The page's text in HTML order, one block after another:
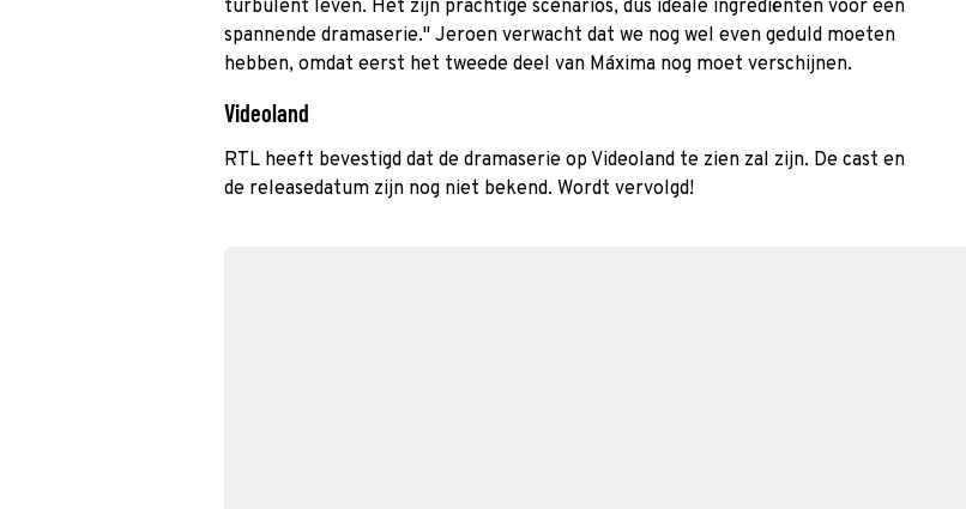
turbulent leven. Het zijn prachtige scenarios, dus ideale ingrediënten voor een
spannende dramaserie.'' Jeroen verwacht dat we nog wel even geduld moeten
hebben, omdat eerst het tweede deel van Máxima nog moet verschijnen.
Videoland
RTL heeft bevestigd dat de dramaserie op Videoland te zien zal zijn. De cast en
de releasedatum zijn nog niet bekend. Wordt vervolgd!